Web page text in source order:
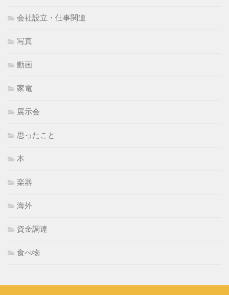
会社設立・仕事関連
写真
動画
家電
展示会
思ったこと
本
楽器
海外
資金調達
食べ物